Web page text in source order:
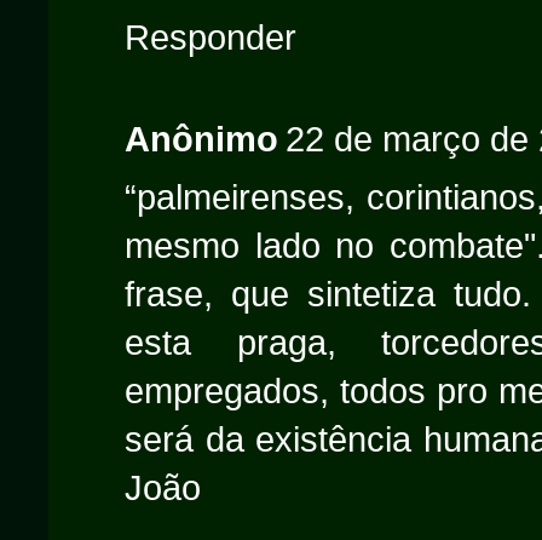
Responder
Anônimo 22 de março de
“palmeirenses,
mesmo lado no
frase, que sintetiza
esta praga,
empregados, todos pro
será da existência
João